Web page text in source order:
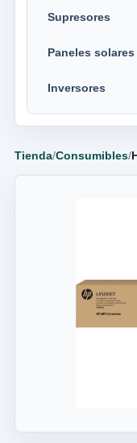
Supresores
Paneles solares
Inversores
Tienda/Consumibles/